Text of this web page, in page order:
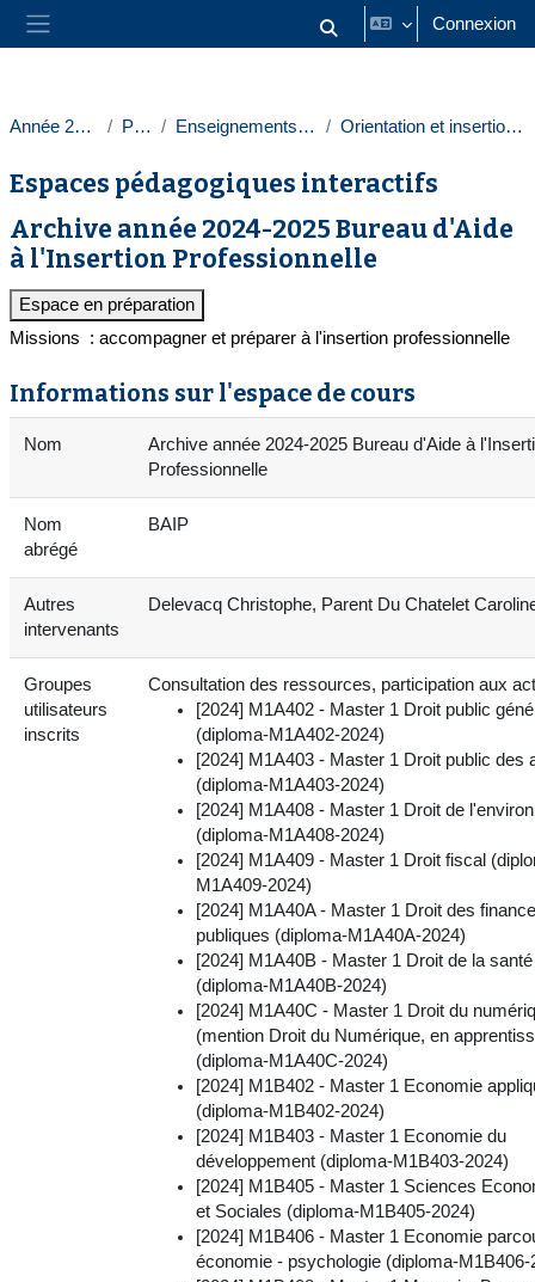
Passer au contenu principal
Panneau latéral Activer/désactiver la saisie
Connexion
Année 2024-2025 Paris 1 Enseignements transversaux Orientation et insertion professionnelle
Espaces pédagogiques interactifs
Archive année 2024-2025 Bureau d'Aide
à l'Insertion Professionnelle
Espace en préparation
Missions : accompagner et préparer à l'insertion professionnelle
Informations sur l'espace de cours
Nom
Archive année 2024-2025 Bureau d'Aide à
Professionnelle
Nom
abrégé
BAIP
Autres
intervenants
Delevacq Christophe, Parent Du Chatelet
Groupes
utilisateurs
inscrits
Consultation des ressources, participation aux
[2024] M1A402 - Master 1 Droit public
(diploma-M1A402-2024)
[2024] M1A403 - Master 1 Droit public des
(diploma-M1A403-2024)
[2024] M1A408 - Master 1 Droit de
(diploma-M1A408-2024)
[2024] M1A409 - Master 1 Droit fiscal
M1A409-2024)
[2024] M1A40A - Master 1 Droit des
publiques (diploma-M1A40A-2024)
[2024] M1A40B - Master 1 Droit de la santé
(diploma-M1A40B-2024)
[2024] M1A40C - Master 1 Droit du
(mention Droit du Numérique, en
(diploma-M1A40C-2024)
[2024] M1B402 - Master 1 Economie
(diploma-M1B402-2024)
[2024] M1B403 - Master 1 Economie du
développement (diploma-M1B403-2024)
[2024] M1B405 - Master 1 Sciences
et Sociales (diploma-M1B405-2024)
[2024] M1B406 - Master 1 Economie
économie - psychologie (diploma-M1B406-